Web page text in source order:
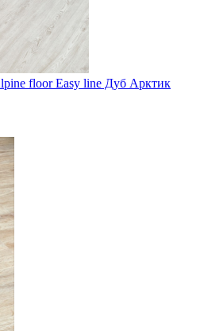
floor Easy line Дуб Арктик